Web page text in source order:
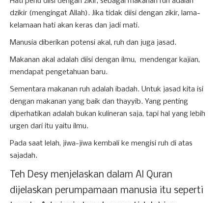
dzikir (mengingat Allah). Jika tidak diisi dengan zikir, lama-
kelamaan hati akan keras dan jadi mati.
Manusia diberikan potensi akal, ruh dan juga jasad.
Makanan akal adalah diisi dengan ilmu, mendengar kajian,
mendapat pengetahuan baru.
Sementara makanan ruh adalah ibadah. Untuk jasad kita isi
dengan makanan yang baik dan thayyib. Yang penting
diperhatikan adalah bukan kulineran saja, tapi hal yang lebih
urgen dari itu yaitu ilmu.
Pada saat lelah, jiwa-jiwa kembali ke mengisi ruh di atas
sajadah.
Teh Desy menjelaskan dalam Al Quran
dijelaskan perumpamaan manusia itu seperti